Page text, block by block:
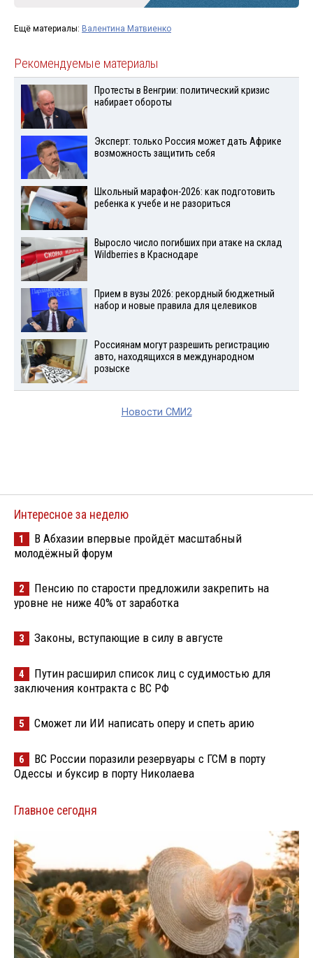
Ещё материалы: Валентина Матвиенко
Рекомендуемые материалы
Протесты в Венгрии: политический кризис
набирает обороты
Эксперт: только Россия может дать Африке
возможность защитить себя
Школьный марафон-2026: как подготовить
ребенка к учебе и не разориться
Выросло число погибших при атаке на склад
Wildberries в Краснодаре
Прием в вузы 2026: рекордный бюджетный
набор и новые правила для целевиков
Россиянам могут разрешить регистрацию
авто, находящихся в международном
розыске
Новости СМИ2
Интересное за неделю
1
В Абхазии впервые пройдёт масштабный
молодёжный форум
2
Пенсию по старости предложили закрепить на
уровне не ниже 40% от заработка
3 Законы, вступающие в силу в августе
4
Путин расширил список лиц с судимостью для
заключения контракта с ВС РФ
5 Сможет ли ИИ написать оперу и спеть арию
6
ВС России поразили резервуары с ГСМ в порту
Одессы и буксир в порту Николаева
Главное сегодня